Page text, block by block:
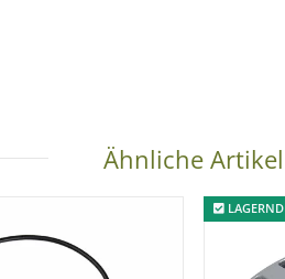
Ähnliche Artikel
LAGERND